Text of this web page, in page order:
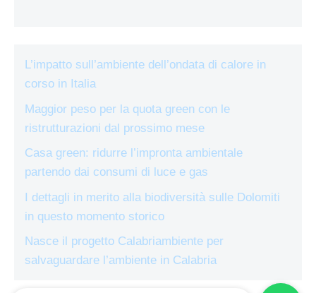
L’impatto sull’ambiente dell’ondata di calore in
corso in Italia
Maggior peso per la quota green con le
ristrutturazioni dal prossimo mese
Casa green: ridurre l’impronta ambientale
partendo dai consumi di luce e gas
I dettagli in merito alla biodiversità sulle Dolomiti
in questo momento storico
Nasce il progetto Calabriambiente per
salvaguardare l’ambiente in Calabria